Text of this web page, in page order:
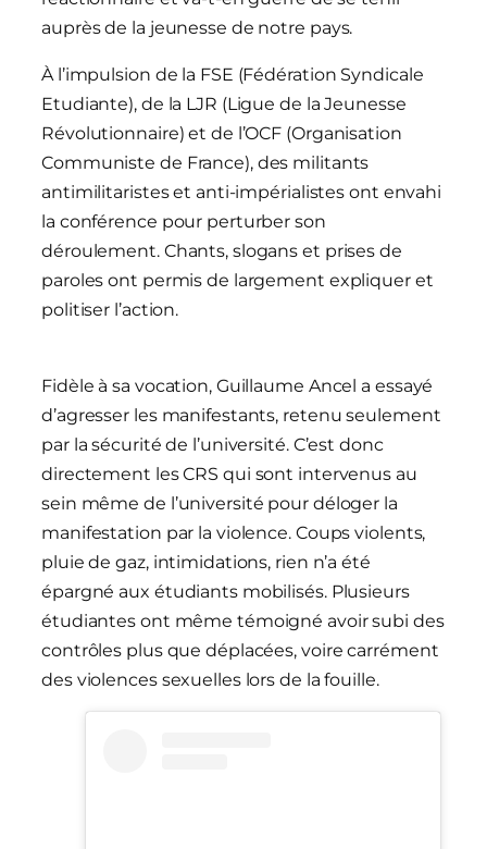
auprès de la jeunesse de notre pays.
À l’impulsion de la FSE (Fédération Syndicale
Etudiante), de la LJR (Ligue de la Jeunesse
Révolutionnaire) et de l’OCF (Organisation
Communiste de France), des militants
antimilitaristes et anti-impérialistes ont envahi
la conférence pour perturber son
déroulement. Chants, slogans et prises de
paroles ont permis de largement expliquer et
politiser l’action.
Fidèle à sa vocation, Guillaume Ancel a essayé
d’agresser les manifestants, retenu seulement
par la sécurité de l’université. C’est donc
directement les CRS qui sont intervenus au
sein même de l’université pour déloger la
manifestation par la violence. Coups violents,
pluie de gaz, intimidations, rien n’a été
épargné aux étudiants mobilisés. Plusieurs
étudiantes ont même témoigné avoir subi des
contrôles plus que déplacées, voire carrément
des violences sexuelles lors de la fouille.